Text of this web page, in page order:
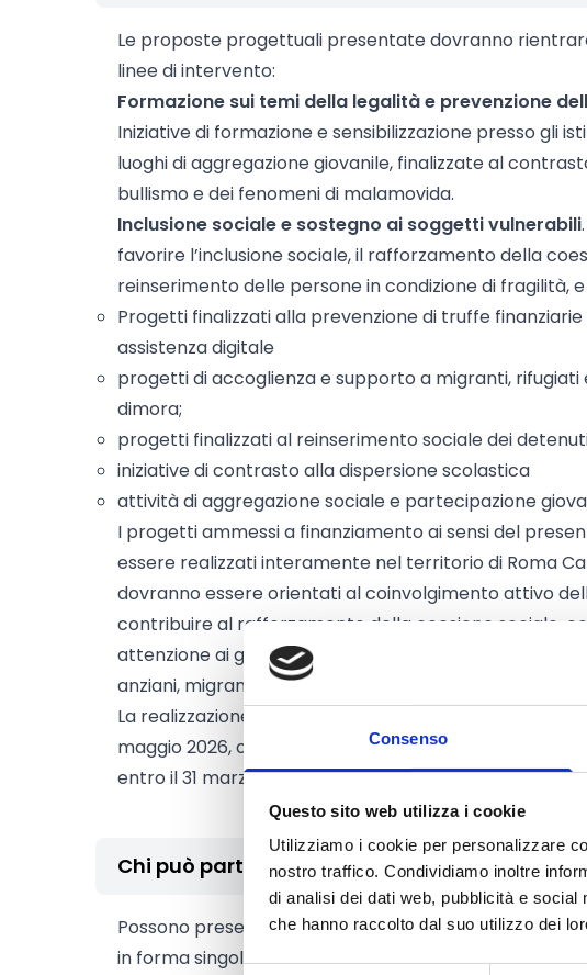
Consenso
Questo sito web utilizza i cookie
Utilizziamo i cookie per personalizzare
nostro traffico. Condividiamo inoltre
di analisi dei dati web, pubblicità e
che hanno raccolto dal suo utilizzo dei
Le proposte progettuali presentate dovranno
linee di intervento:
Formazione sui temi della legalità e prevenzione
Iniziative di formazione e sensibilizzazione presso gli
luoghi di aggregazione giovanile, finalizzate al
bullismo e dei fenomeni di malamovida.
Inclusione sociale e sostegno ai soggetti vulnerabili
favorire l’inclusione sociale, il rafforzamento della
reinserimento delle persone in condizione di fragilità,
Progetti finalizzati alla prevenzione di truffe
assistenza digitale
progetti di accoglienza e supporto a migranti, rifugiati
dimora;
progetti finalizzati al reinserimento sociale dei
iniziative di contrasto alla dispersione scolastica
attività di aggregazione sociale e partecipazione
I progetti ammessi a finanziamento ai sensi del
essere realizzati interamente nel territorio di Roma
dovranno essere orientati al coinvolgimento attivo
contribuire al rafforzamento della coesione sociale,
attenzione ai giovani, agli studenti e alle persone in
anziani, migranti, rifugiati, persone senza fissa dimora e
La realizzazione delle attività progettuali avrà inizio
maggio 2026, o comunque dall’approvazione della
entro il 31 marzo 2027.
Chi può partecipare
Possono presentare manifestazione di interesse gli
in forma singola sia in forma associata o in